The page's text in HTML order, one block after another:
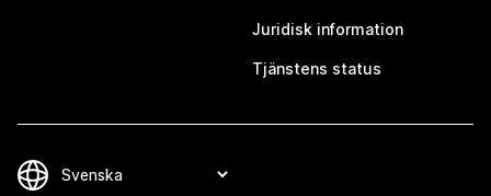
Juridisk information
Tjänstens status